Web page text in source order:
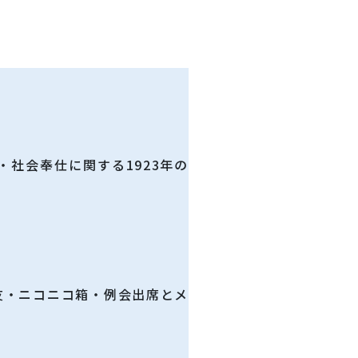
社会奉仕に関する1923年の
ニコニコ箱・例会出席とメ